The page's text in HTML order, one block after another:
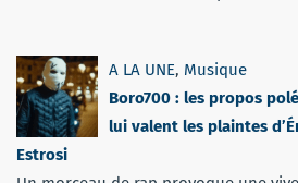
A LA UNE, Musique
Boro700 : les propos
lui valent les plaintes
Estrosi